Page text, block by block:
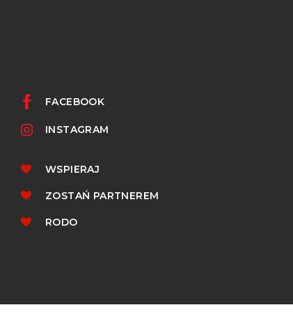
FACEBOOK
INSTAGRAM
WSPIERAJ
ZOSTAŃ PARTNEREM
RODO